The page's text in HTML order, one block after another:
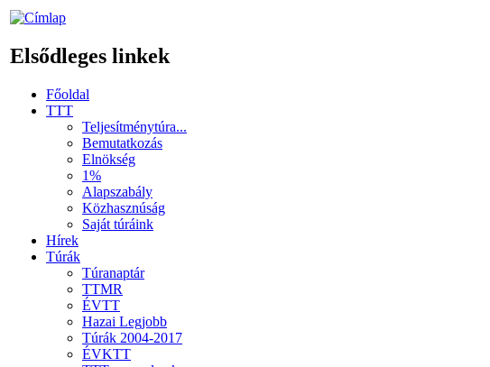
Elsődleges linkek
Főoldal
TTT
Teljesítménytúra...
Bemutatkozás
Elnökség
1%
Alapszabály
Közhasznúság
Saját túráink
Hírek
Túrák
Túranaptár
TTMR
ÉVTT
Hazai Legjobb
Túrák 2004-2017
ÉVKTT